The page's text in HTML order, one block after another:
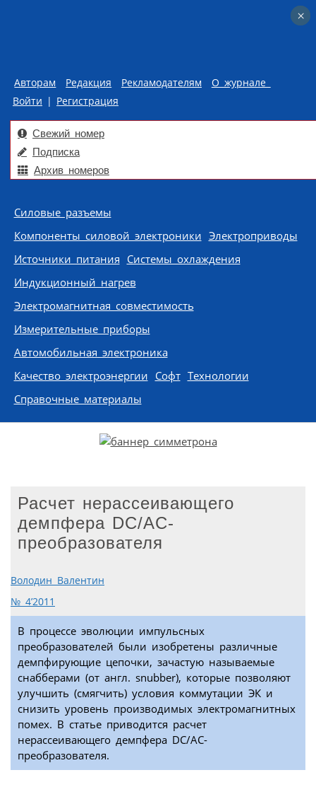
Авторам Редакция Рекламодателям
О журнале
Войти | Регистрация
Свежий номер
Подписка
Архив номеров
Skip to content
Силовые разъемы
Компоненты силовой электроники Электроприводы
Источники питания Системы охлаждения
Индукционный нагрев
Электромагнитная совместимость
Измерительные приборы
Автомобильная электроника
Качество электроэнергии Софт Технологии
Справочные материалы
Расчет нерассеивающего
демпфера DC/AC-
преобразователя
Володин Валентин
№ 4’2011
В процессе эволюции импульсных
преобразователей были изобретены различные
демпфирующие цепочки, зачастую называемые
снабберами (от англ. snubber), которые позволяют
улучшить (смягчить) условия коммутации ЭК и
снизить уровень производимых электромагнитных
помех. В статье приводится расчет
нерассеивающего демпфера DC/AC-
преобразователя.
×
×